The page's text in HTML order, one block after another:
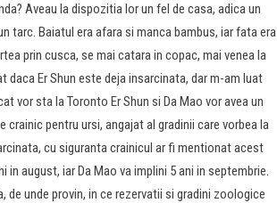
Aveau la dispozitia lor un fel de casa, adica un
tarc. Baiatul era afara si manca bambus, iar fata era
prin cusca, se mai catara in copac, mai venea la
daca Er Shun este deja insarcinata, dar m-am luat
vor sta la Toronto Er Shun si Da Mao vor avea un
pentru ursi, angajat al gradinii care vorbea la
cu siguranta crainicul ar fi mentionat acest
august, iar Da Mao va implini 5 ani in septembrie.
de unde provin, in ce rezervatii si gradini zoologice